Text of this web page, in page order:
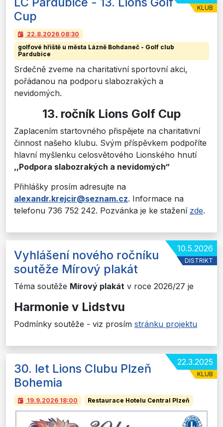
KLUB
Cup
22.8.2026 08:30
golfové hřiště u města Lázně Bohdaneč - Golf club
Pardubice
Srdečně zveme na charitativní sportovní akci,
pořádanou na podporu slabozrakých a
nevidomých.
13. ročník Lions Golf Cup
Zaplacením startovného přispějete na charitativní
činnost našeho klubu. Svým příspěvkem podpoříte
hlavní myšlenku celosvětového Lionského hnutí
,,Podpora slabozrakých a nevidomých“
Přihlášky prosím adresujte na
alexandr.krejcir@seznam.cz. Informace na
telefonu 736 752 242. Pozvánka je ke stažení zde.
10.5.2026
DISTRIKT
Vyhlášení nového ročníku
soutěže Mírový plakát
Téma soutěže Mírový plakát v roce 2026/27 je
Harmonie v Lidstvu
Podmínky soutěže - viz prosím stránku projektu
22.3.2025
KLUB
30. let Lions Clubu Plzeň
Bohemia
19.9.2026 18:00 Restaurace Hotelu Central Plzeň